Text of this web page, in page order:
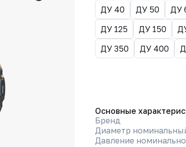
ДУ 40
ДУ 50 ДУ
ДУ 125
ДУ 150
ДУ 350
ДУ 400
Основные
Бренд
Диаметр
Давление